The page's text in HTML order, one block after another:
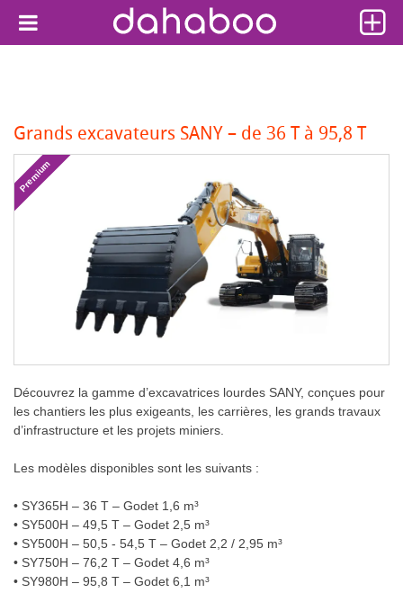
Grands excavateurs SANY – de 36 T à 95,8 T
Premium
Découvrez la gamme d’excavatrices lourdes SANY, conçues pour
les chantiers les plus exigeants, les carrières, les grands travaux
d’infrastructure et les projets miniers.
Les modèles disponibles sont les suivants :
• SY365H – 36 T – Godet 1,6 m³
• SY500H – 49,5 T – Godet 2,5 m³
• SY500H – 50,5 - 54,5 T – Godet 2,2 / 2,95 m³
• SY750H – 76,2 T – Godet 4,6 m³
• SY980H – 95,8 T – Godet 6,1 m³